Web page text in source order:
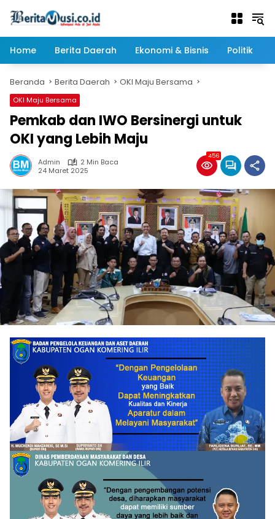
Home
Berita Daerah Ekonomi & Bisnis Politik
Beranda Berita Daerah OKI Maju Bersama
OKI Maju Bersama
Pemkab dan IWO Bersinergi untuk
OKI yang Lebih Maju
Admin
2 Min Baca
24 Maret 2025
456